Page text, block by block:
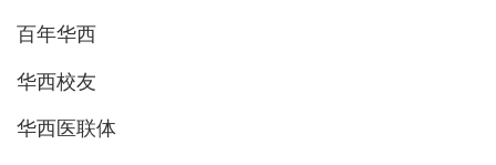
百年华西
华西校友
华西医联体